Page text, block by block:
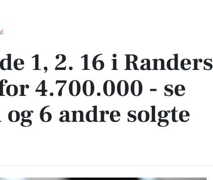
er solgt for 4.700.000 - se køberen og 6 andre solgte boliger
1, 2. 16 i Randers
4.700.000 - se
6 andre solgte